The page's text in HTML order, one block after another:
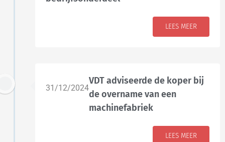
LEES MEER
31/12/2024
VDT adviseerde de koper bij
de overname van een
machinefabriek
LEES MEER